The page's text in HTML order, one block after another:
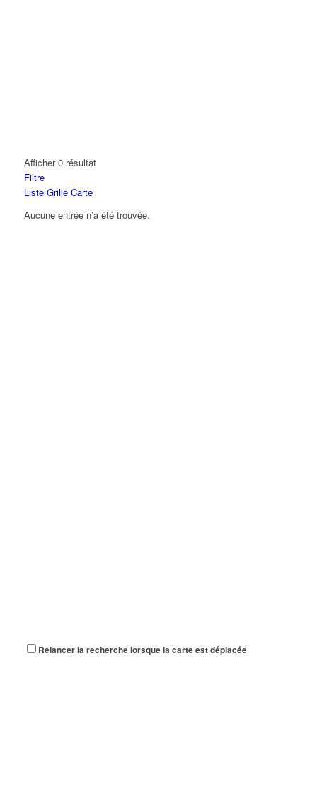
Afficher 0 résultat
Filtre
Liste Grille Carte
Aucune entrée n’a été trouvée.
Relancer la recherche lorsque la carte est déplacée